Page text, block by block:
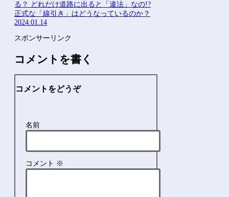
る？ どれだけ道路に出ると「違法」なの!?
正式な「線引き」はどうなっているのか？
2024.01.14
スポンサーリンク
コメントを書く
コメントをどうぞ
名前
コメント ※